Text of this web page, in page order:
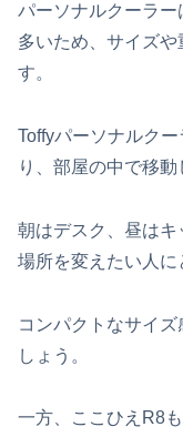
パーソナルクーラ
多いため、サイズ
す。
Toffyパーソナルク
り、部屋の中で移動
朝はデスク、昼はキ
場所を変えたい人に
コンパクトなサイ
しょう。
一方、ここひえR8